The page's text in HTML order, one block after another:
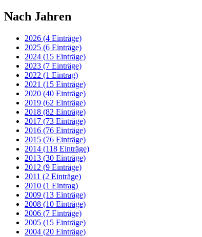
Nach Jahren
2026 (4 Einträge)
2025 (6 Einträge)
2024 (15 Einträge)
2023 (7 Einträge)
2022 (1 Eintrag)
2021 (15 Einträge)
2020 (40 Einträge)
2019 (62 Einträge)
2018 (82 Einträge)
2017 (73 Einträge)
2016 (76 Einträge)
2015 (76 Einträge)
2014 (118 Einträge)
2013 (30 Einträge)
2012 (9 Einträge)
2011 (2 Einträge)
2010 (1 Eintrag)
2009 (13 Einträge)
2008 (10 Einträge)
2006 (7 Einträge)
2005 (15 Einträge)
2004 (20 Einträge)